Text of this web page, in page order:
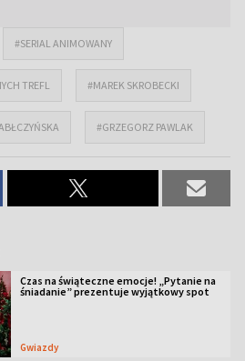
#SERIAL ANIMOWANY
TREFL #MAREK SKROBECKI
#GRZEGORZ PAWLAK
Czas na świąteczne emocje! „Pytanie na
śniadanie” prezentuje wyjątkowy spot
Gwiazdy